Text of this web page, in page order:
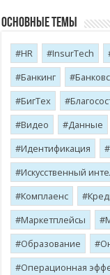
Основные темы
HR InsurTech
Банкинг
БигТех
Видео
Данные
Идентификация
Искусственный
Комплаенс
Маркетплейсы
Образование
Операционная